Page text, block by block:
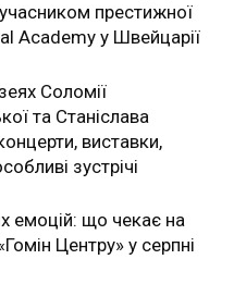
престижної
Academy у Швейцарії
Соломії
та Станіслава
виставки,
зустрічі
емоцій: що чекає на
Центру» у серпні